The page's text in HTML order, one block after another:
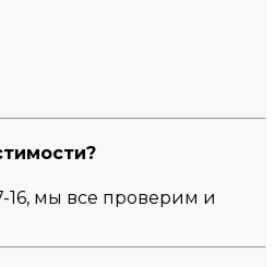
16, мы все проверим и